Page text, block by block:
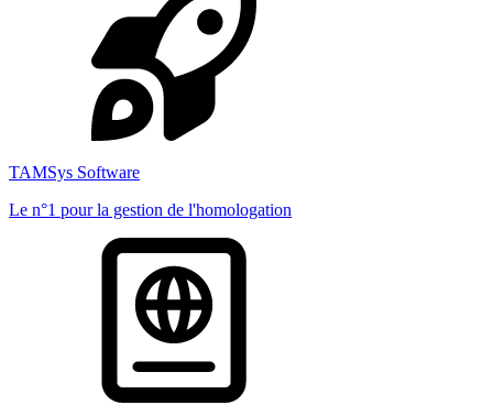
TAMSys Software
Le n°1 pour la gestion de l'homologation